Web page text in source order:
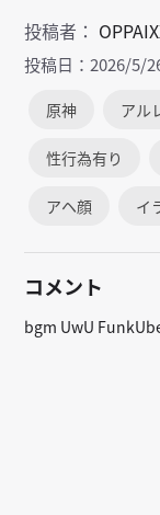
投稿者：
投稿日：2026/5/
原神 アル
性行為有り
アヘ顔 イ
コメント
bgm UwU